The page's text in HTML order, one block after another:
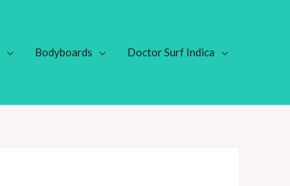
Bodyboards Doctor Surf Indica